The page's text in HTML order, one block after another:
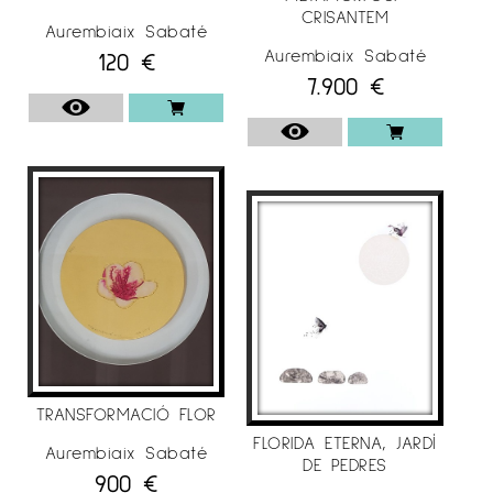
i Arquitectes Técnics de Lleida
EXPOSICIONS COL·LECTIVES
. 2020
– Galeria Espai Cavallers
2018
– Galeria Espai Cavallers“Art emergent”,
Lleida.
– Galeria Espai Cavallers“Dones d’art”, Lleida.
Aurembiaix Sabaté
120 €
TRANSFORMACIÓ FLOR
Aurembiaix Sabaté
900 €
CRISANTEM
Aurembiaix Sabaté
7.900 €
FLORIDA ETERNA, JARDÍ
DE PEDRES